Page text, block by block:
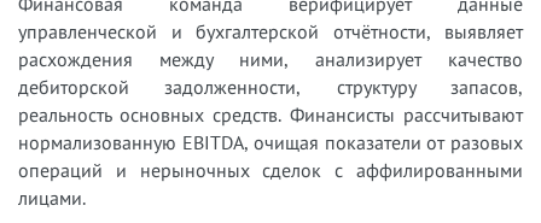
управленческой и бухгалтерской отчётности, выявляет
расхождения между ними, анализирует качество
дебиторской задолженности, структуру запасов,
реальность основных средств. Финансисты рассчитывают
нормализованную EBITDA, очищая показатели от разовых
операций и нерыночных сделок с аффилированными
лицами.